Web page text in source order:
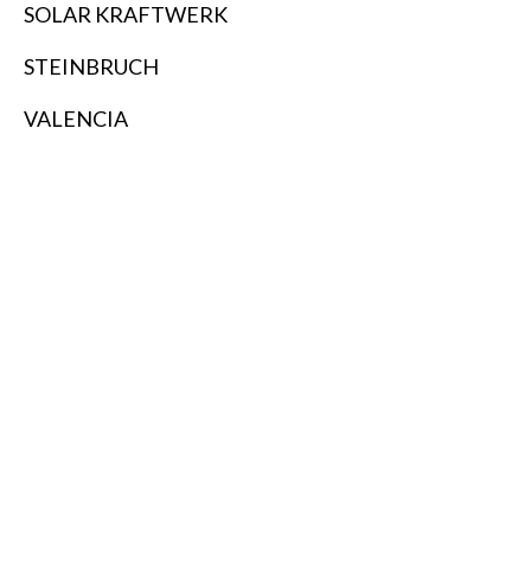
SOLAR KRAFTWERK
STEINBRUCH
VALENCIA